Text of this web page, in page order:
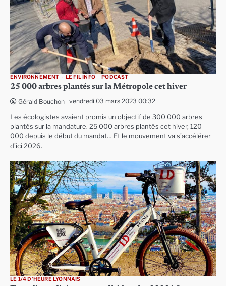
ENVIRONNEMENT LE FIL INFO PODCAST
25 000 arbres plantés sur la Métropole cet hiver
Gérald Bouchon vendredi 03 mars 2023 00:32
Les écologistes avaient promis un objectif de 300 000 arbres
plantés sur la mandature. 25 000 arbres plantés cet hiver, 120
000 depuis le début du mandat… Et le mouvement va s’accélérer
d’ici 2026.
LE 1/4 D'HEURE LYONNAIS